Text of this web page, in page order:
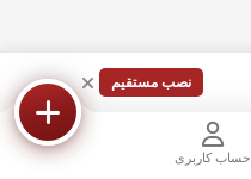
نصب مستقیم
حساب کاربری